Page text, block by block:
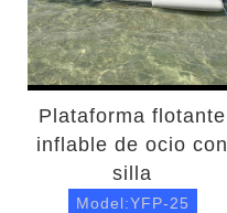
Plataforma flotante
inflable de ocio con
silla
Model:YFP-25